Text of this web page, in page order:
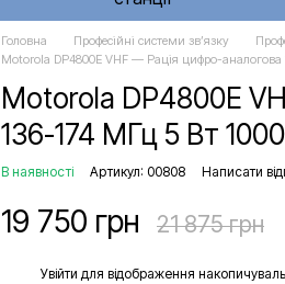
Головна Професійні системи звʼязку
Motorola DP4800E VHF — Рація цифро-аналогова
Motorola DP4800E
136-174 МГц 5 Вт 1000
В наявності Артикул: 00808 Написати
19 750 грн 21 875 грн
Увійти для відображення